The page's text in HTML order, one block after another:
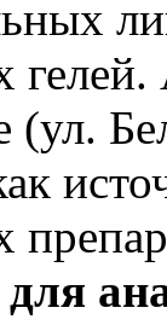
(ул.